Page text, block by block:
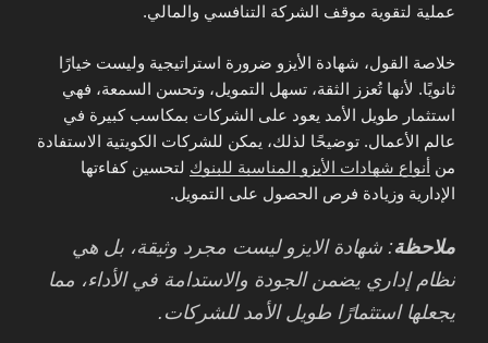
عملية لتقوية موقف الشركة التنافسي والمالي.
خلاصة القول، شهادة الأيزو ضرورة استراتيجية وليست خيارًا
ثانويًا. لأنها تُعزز الثقة، تسهل التمويل، وتحسن السمعة، فهي
استثمار طويل الأمد يعود على الشركات بمكاسب كبيرة في
عالم الأعمال. توضيحًا لذلك، يمكن للشركات الكويتية الاستفادة
من أنواع شهادات الأيزو المناسبة للبنوك لتحسين كفاءتها
الإدارية وزيادة فرص الحصول على التمويل.
ملاحظة: شهادة الايزو ليست مجرد وثيقة، بل هي
نظام إداري يضمن الجودة والاستدامة في الأداء، مما
يجعلها استثمارًا طويل الأمد للشركات.